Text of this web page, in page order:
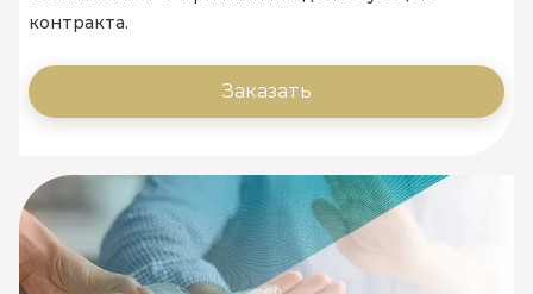
контракта.
Заказать